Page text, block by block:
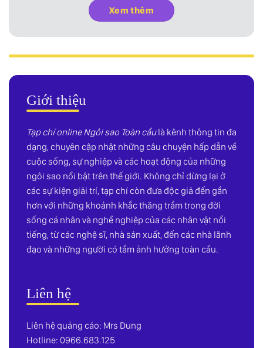
Xem thêm
Giới thiệu
Tạp chí online Ngôi sao Toàn cầulà kênh thông tin đa
dạng, chuyên cập nhật những câu chuyện hấp dẫn về
cuộc sống, sự nghiệp và các hoạt động của những
ngôi sao nổi bật trên thế giới. Không chỉ dừng lại ở
các sự kiện giải trí, tạp chí còn đưa độc giả đến gần
hơn với những khoảnh khắc thăng trầm trong đời
sống cá nhân và nghề nghiệp của các nhân vật nổi
tiếng, từ các nghệ sĩ, nhà sản xuất, đến các nhà lãnh
đạo và những người có tầm ảnh hưởng toàn cầu.
Liên hệ
Liên hệ quảng cáo: Mrs Dung
Hotline: 0966.683.125